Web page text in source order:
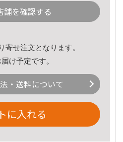
舗を確認する
寄せ注文となります。
け予定です。
・送料について
に入れる